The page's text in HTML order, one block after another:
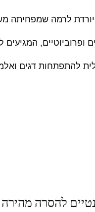
לרמה שמפחיתה
ופרוביוטיים,
להתפתחות דגים
להסרה